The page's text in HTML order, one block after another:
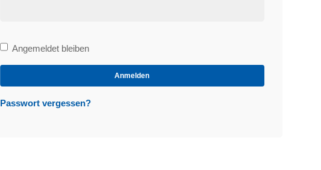
Bleibe
angemeldet
Angemeldet bleiben
Anmelden
Passwort vergessen?